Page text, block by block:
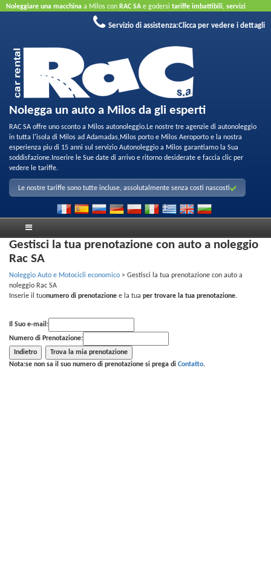
Noleggiare una macchina a Milos con RAC SA e godersi tariffe imbattibili, servizi
parco di qualita per noleggio
Non e necessaria la carta di credito.Servizio di assistenza:Clicca per vedere i dettagli
Nolegga un auto a Milos da gli esperti
RAC SA offre uno sconto a Milos autonoleggio.Le nostre tre agenzie di autonoleggio
in tutta l'isola di Milos ad Adamadas,Milos porto e Milos Aeroporto e la nostra
esperienza piu di 15 anni sul servizio Autonoleggio a Milos garantiamo la Sua
soddisfazione.Inserire le Sue date di arrivo e ritorno desiderate e faccia clic per
vedere le tariffe.
Le nostre tariffe sono tutte incluse, assolutalmente senza costi nascosti
Gestisci la tua prenotazione con auto a noleggio
Rac SA
Noleggio Auto e Motocicli economico > Gestisci la tua prenotazione con auto a
noleggio Rac SA
Inserie il tuonumero di prenotazione e la tua per trovare la tua prenotazione.
Il Suo e-mail:
Numero di Prenotazione:
Nota:se non sa il suo numero di prenotazione si prega di Contatto.